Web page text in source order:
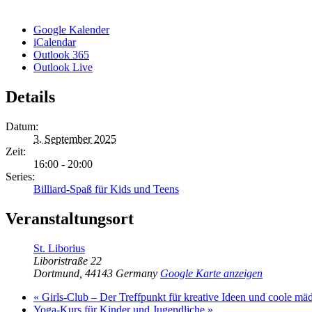
Google Kalender
iCalendar
Outlook 365
Outlook Live
Details
Datum:
3. September 2025
Zeit:
16:00 - 20:00
Series:
Billiard-Spaß für Kids und Teens
Veranstaltungsort
St. Liborius
Liboristraße 22
Dortmund 44143 Germany Google Karte anzeigen
« Girls-Club – Der Treffpunkt für kreative Ideen und coole
Yoga-Kurs für Kinder und Jugendliche »